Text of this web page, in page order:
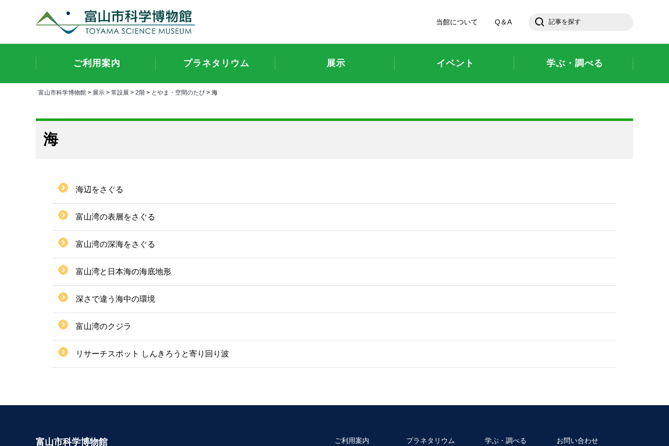
当館について
Q＆A
ご利用案内 プラネタリウム 展示 イベント 学ぶ・調べる
富山市科学博物館 > 展示 > 常設展 > 2階 > とやま・空間のたび > 海
海
海辺をさぐる
富山湾の表層をさぐる
富山湾の深海をさぐる
富山湾と日本海の海底地形
深さで違う海中の環境
富山湾のクジラ
リサーチスポット しんきろうと寄り回り波
富山市科学博物館 ご利用案内 プラネタリウム 学ぶ・調べる お問い合わせ